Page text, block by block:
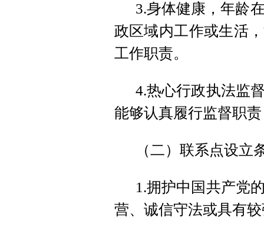
3.身体健康，年龄
政区域内工作或生活
工作职责。
4.热心行政执法监
能够认真履行监督职
（二）联系点设立
1.拥护中国共产党
营、诚信守法或具有